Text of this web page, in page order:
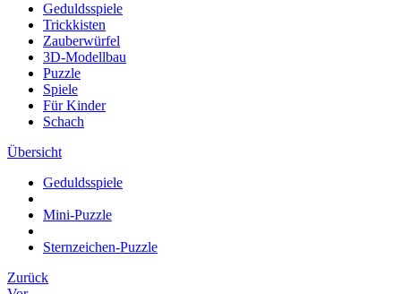
Geduldsspiele
Trickkisten
Zauberwürfel
3D-Modellbau
Puzzle
Spiele
Für Kinder
Schach
Übersicht
Geduldsspiele
Mini-Puzzle
Sternzeichen-Puzzle
Zurück